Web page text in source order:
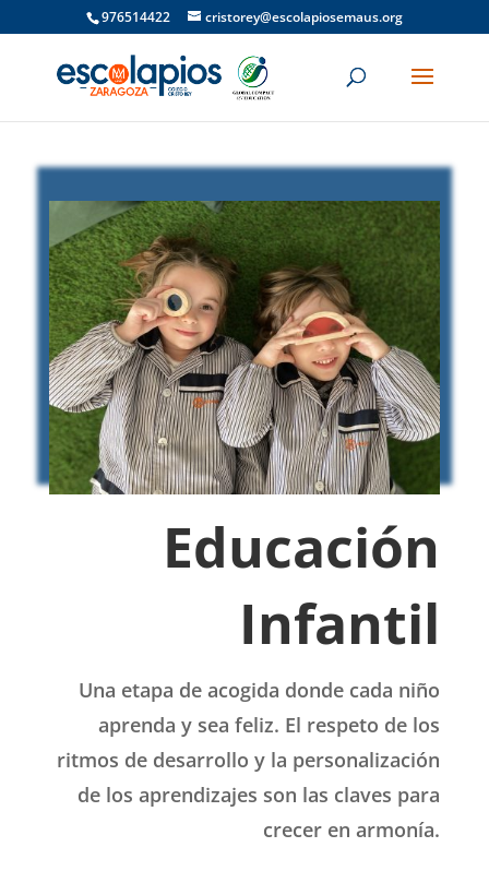
976514422 cristorey@escolapiosemaus.org
Educación
Infantil
Una etapa de acogida donde cada niño
aprenda y sea feliz. El respeto de los
ritmos de desarrollo y la personalización
de los aprendizajes son las claves para
crecer en armonía.